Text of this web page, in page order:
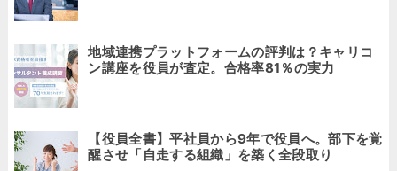
地域連携プラットフォームの評判は？キャリコ
ン講座を役員が査定。合格率81％の実力
【役員全書】平社員から9年で役員へ。部下を覚
醒させ「自走する組織」を築く全段取り